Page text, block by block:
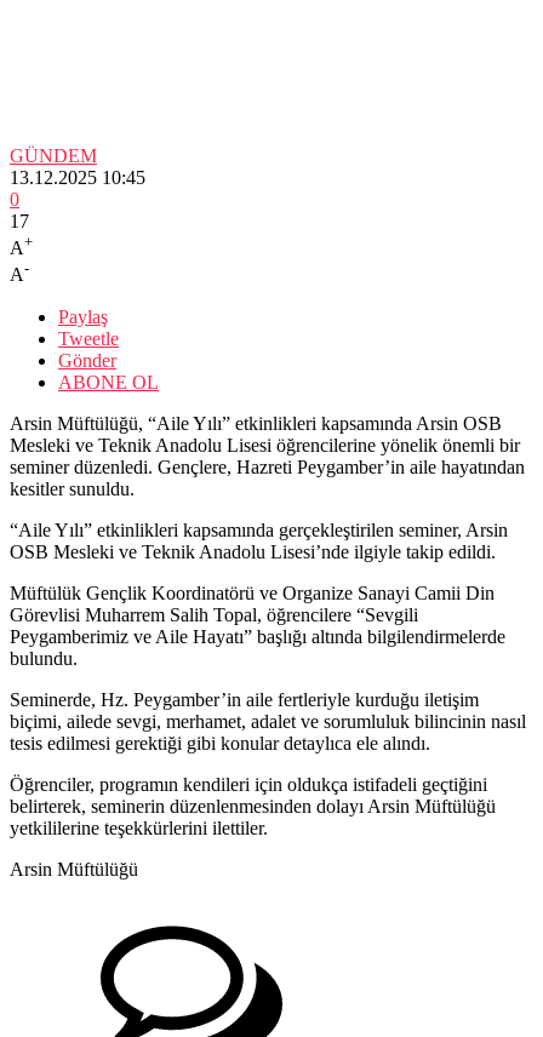
GÜNDEM
13.12.2025 10:45
0
17
A+
A-
Paylaş
Tweetle
Gönder
ABONE OL
Arsin Müftülüğü, “Aile Yılı” etkinlikleri kapsamında Arsin OSB
Mesleki ve Teknik Anadolu Lisesi öğrencilerine yönelik önemli bir
seminer düzenledi. Gençlere, Hazreti Peygamber’in aile hayatından
kesitler sunuldu.
“Aile Yılı” etkinlikleri kapsamında gerçekleştirilen seminer, Arsin
OSB Mesleki ve Teknik Anadolu Lisesi’nde ilgiyle takip edildi.
Müftülük Gençlik Koordinatörü ve Organize Sanayi Camii Din
Görevlisi Muharrem Salih Topal, öğrencilere “Sevgili
Peygamberimiz ve Aile Hayatı” başlığı altında bilgilendirmelerde
bulundu.
Seminerde, Hz. Peygamber’in aile fertleriyle kurduğu iletişim
biçimi, ailede sevgi, merhamet, adalet ve sorumluluk bilincinin nasıl
tesis edilmesi gerektiği gibi konular detaylıca ele alındı.
Öğrenciler, programın kendileri için oldukça istifadeli geçtiğini
belirterek, seminerin düzenlenmesinden dolayı Arsin Müftülüğü
yetkililerine teşekkürlerini ilettiler.
Arsin Müftülüğü